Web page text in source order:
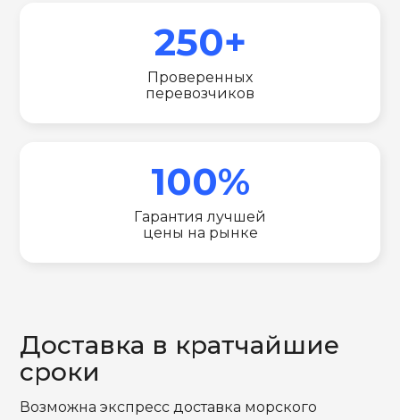
250+
Проверенных
перевозчиков
100%
Гарантия лучшей
цены на рынке
Доставка в кратчайшие
сроки
Возможна экспресс доставка морского